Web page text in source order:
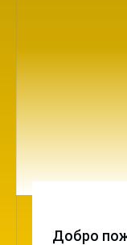
Добро